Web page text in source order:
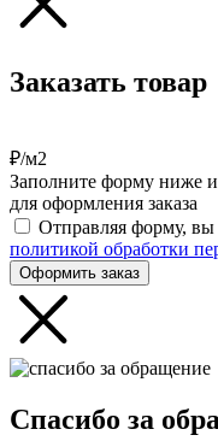
Заказать товар
₽/м2
Заполните форму ниже
для оформления заказа
Отправляя форму, вы
политикой обработки
Оформить заказ
Спасибо за